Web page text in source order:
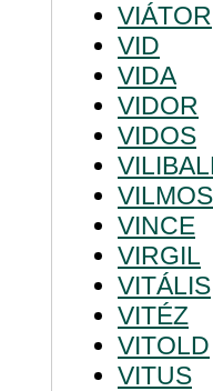
VIÁTOR
VID
VIDA
VIDOR
VIDOS
VILMOS
VINCE
VIRGIL
VITÁLIS
VITÉZ
VITOLD
VITUS